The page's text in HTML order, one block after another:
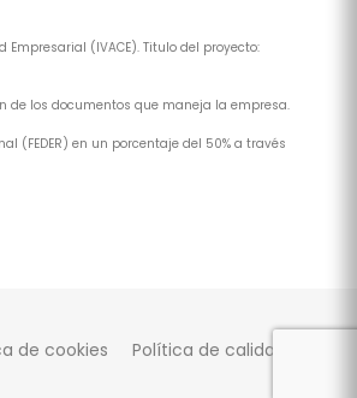
Empresarial (IVACE). Titulo del proyecto:
de los documentos que maneja la empresa.
(FEDER) en un porcentaje del 50% a través
de cookies Política de calidad